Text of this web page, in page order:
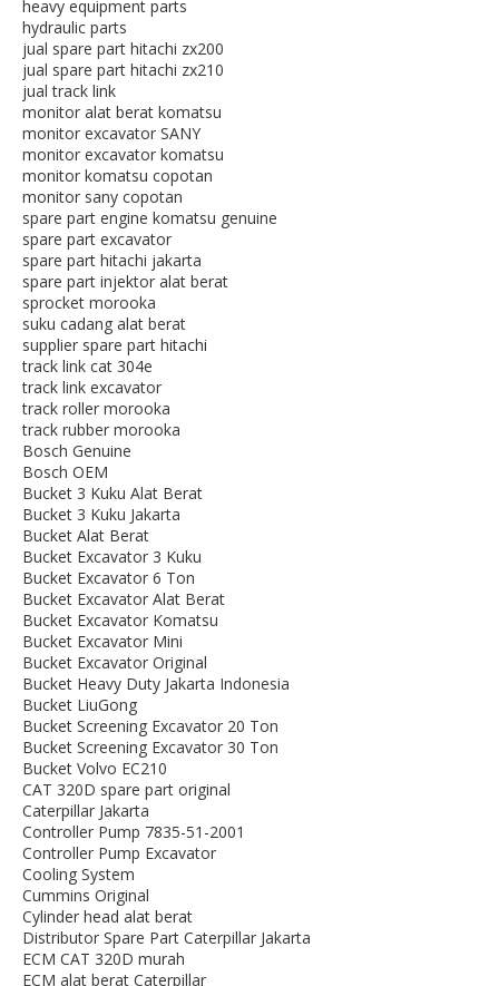
heavy equipment parts
hydraulic parts
jual spare part hitachi zx200
jual spare part hitachi zx210
jual track link
monitor alat berat komatsu
monitor excavator SANY
monitor excavator komatsu
monitor komatsu copotan
monitor sany copotan
spare part engine komatsu genuine
spare part excavator
spare part hitachi jakarta
spare part injektor alat berat
sprocket morooka
suku cadang alat berat
supplier spare part hitachi
track link cat 304e
track link excavator
track roller morooka
track rubber morooka
Bosch Genuine
Bosch OEM
Bucket 3 Kuku Alat Berat
Bucket 3 Kuku Jakarta
Bucket Alat Berat
Bucket Excavator 3 Kuku
Bucket Excavator 6 Ton
Bucket Excavator Alat Berat
Bucket Excavator Komatsu
Bucket Excavator Mini
Bucket Excavator Original
Bucket Heavy Duty Jakarta Indonesia
Bucket LiuGong
Bucket Screening Excavator 20 Ton
Bucket Screening Excavator 30 Ton
Bucket Volvo EC210
CAT 320D spare part original
Caterpillar Jakarta
Controller Pump 7835-51-2001
Controller Pump Excavator
Cooling System
Cummins Original
Cylinder head alat berat
Distributor Spare Part Caterpillar Jakarta
ECM CAT 320D murah
ECM alat berat Caterpillar